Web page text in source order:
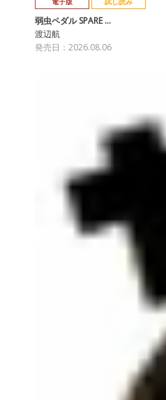
弱虫ペダル SPARE …
渡辺航
発売日：2026.08.06